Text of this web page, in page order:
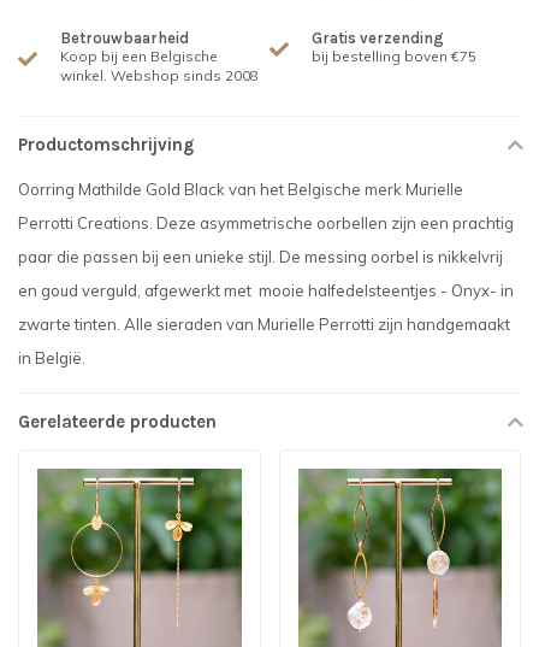
Betrouwbaarheid
Koop bij een Belgische
winkel. Webshop sinds 2008
Gratis verzending
bij bestelling boven €75
Productomschrijving
Oorring Mathilde Gold Black van het Belgische merk Murielle
Perrotti Creations. Deze asymmetrische oorbellen zijn een prachtig
paar die passen bij een unieke stijl. De messing oorbel is nikkelvrij
en goud verguld, afgewerkt met mooie halfedelsteentjes - Onyx- in
zwarte tinten. Alle sieraden van Murielle Perrotti zijn handgemaakt
in België.
Gerelateerde producten